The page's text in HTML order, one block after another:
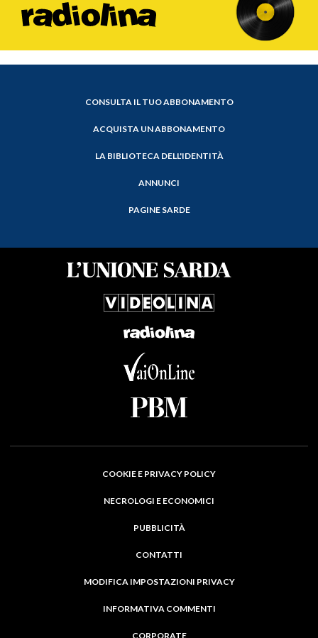
CONSULTA IL TUO ABBONAMENTO
ACQUISTA UN ABBONAMENTO
LA BIBLIOTECA DELL'IDENTITÀ
ANNUNCI
PAGINE SARDE
COOKIE E PRIVACY POLICY
NECROLOGI E ECONOMICI
PUBBLICITÀ
CONTATTI
MODIFICA IMPOSTAZIONI PRIVACY
INFORMATIVA COMMENTI
CORPORATE